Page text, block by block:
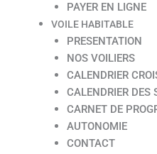
PAYER EN LIGNE
VOILE HABITABLE
PRESENTATION
NOS VOILIERS
CALENDRIER
CALENDRIER DES
CARNET DE
AUTONOMIE
CONTACT